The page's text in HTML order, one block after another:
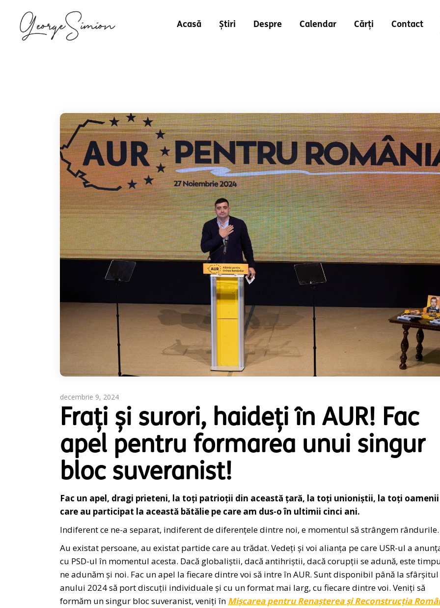
Acasă Știri Despre Calendar Cărți Contact
decembrie 9, 2024
Frați și surori, haideți în AUR! Fac
apel pentru formarea unui singur
bloc suveranist!
Fac un apel, dragi prieteni, la toți patrioții din această țară, la toți unioniștii, la toți oamenii
care au participat la această bătălie pe care am dus-o în ultimii cinci ani.
Indiferent ce ne-a separat, indiferent de diferențele dintre noi, e momentul să strângem rândurile.
Au existat persoane, au existat partide care au trădat. Vedeți și voi alianța pe care USR-ul a
cu PSD-ul în momentul acesta. Dacă globaliștii, dacă antihriștii, dacă corupții se adună, este
ne adunăm și noi. Fac un apel la fiecare dintre voi să intre în AUR. Sunt disponibil până la sfârșitul
anului 2024 să port discuții individuale și cu un format mai larg, cu fiecare dintre voi. Veniți să
formăm un singur bloc suveranist, veniți în Mișcarea pentru Renașterea și Reconstrucția